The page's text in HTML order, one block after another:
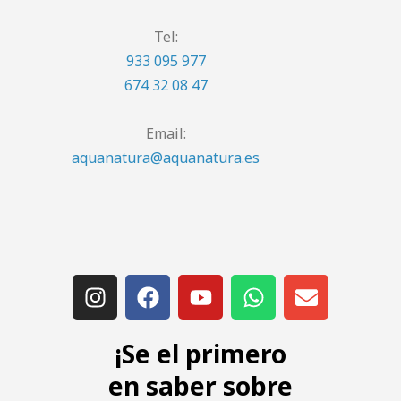
Tel:
933 095 977
674 32 08 47
Email:
aquanatura@aquanatura.es
¡Se el primero
en saber sobre